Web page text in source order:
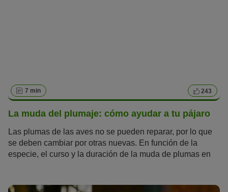
7 min 243
La muda del plumaje: cómo ayudar a tu pájaro
Las plumas de las aves no se pueden reparar, por lo que
se deben cambiar por otras nuevas. En función de la
especie, el curso y la duración de la muda de plumas en